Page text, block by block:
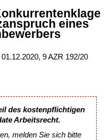
eines
9 AZR 192/20
des kostenpflichtigen
Arbeitsrecht.
melden Sie sich bitte